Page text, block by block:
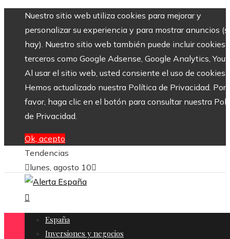
Nuestro sitio web utiliza cookies para mejorar y
personalizar su experiencia y para mostrar anuncios
hay). Nuestro sitio web también puede incluir cookies
terceros como Google Adsense, Google Analytics,
Al usar el sitio web, usted consiente el uso de cookies.
Hemos actualizado nuestra Política de Privacidad. Por
favor, haga clic en el botón para consultar nuestra
de Privacidad.
Ok, acepto
Tendencias
lunes, agosto 10
España
Inversiones y negocios